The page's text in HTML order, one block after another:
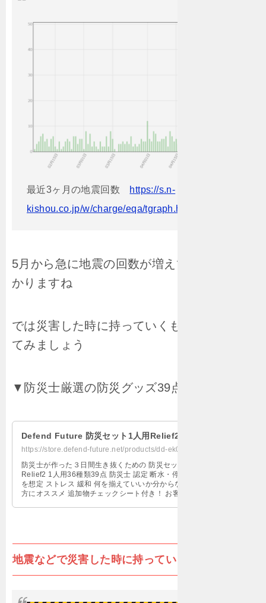
最近3ヶ月の地震回数 https://s.n-
kishou.co.jp/w/charge/eqa/tgraph.html?
5月から急に地震の回数が増えているのが分
かりますね
では災害した時に持っていくものリストをみ
てみましょう
▼防災士厳選の防災グッズ39点セット
Defend Future 防災セット1人用Relief2
https://store.defend-future.net/products/dd-ek01rlf2
防災士が作った３日間生き抜くための 防災セット
Relief2 1人用36種類39点 防災士 認定 断水・停電
を想定 ストレス 緩和 何を揃えていいか分からない
方にオススメ 追加物チェックシート付き！ お客様
年保証 商品によっては、長期保存していると経年劣
地震などで災害した時に持っていきたいリスト